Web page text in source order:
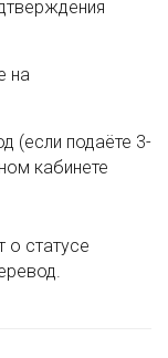
на
(если подаёте 3-
кабинете
о статусе